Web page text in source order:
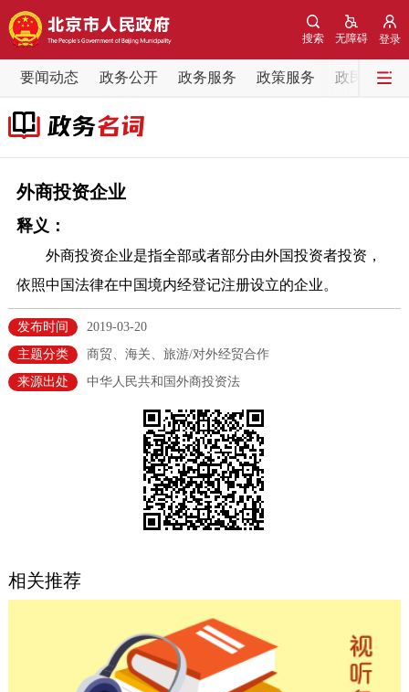
登录
无障碍
搜索
要闻动态 政务公开 政务服务 政策服务 政民互动
要闻动态
党中央精神
各区热点
政务公开
市领导
政策兑现 政策解读
专题公开
法人服务
便民服务
阳光政务
政民互动
外商投资企业
释义：
外商投资企业是指全部或者部分由外国投资者投资，
依照中国法律在中国境内经登记注册设立的企业。
发布时间
2019-03-20
主题分类
商贸、海关、旅游/对外经贸合作
来源出处
中华人民共和国外商投资法
相关推荐